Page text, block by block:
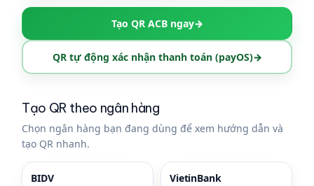
Tạo QR ACB ngay→
QR tự động xác nhận thanh toán (payOS)→
Tạo QR theo ngân hàng
Chọn ngân hàng bạn đang dùng để xem hướng dẫn và
tạo QR nhanh.
BIDV VietinBank